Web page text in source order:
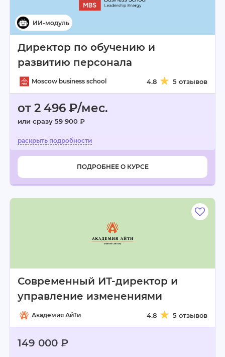
Директор по обучению и
развитию персонала
Moscow business school 4.8 5 отзывов
от 2 496 ₽/мес.
или сразу 59 900 ₽
ПОДРОБНЕЕ О КУРСЕ
Современный ИТ-директор и
управление изменениями
Академия АйТи 4.8 5 отзывов
149 000 ₽